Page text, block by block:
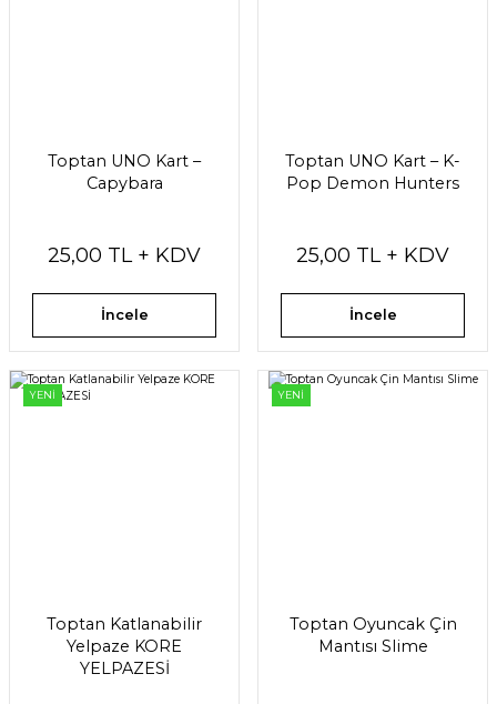
Toptan UNO Kart –
Capybara
25,00 TL + KDV
İncele
Toptan UNO Kart – K-
Pop Demon Hunters
25,00 TL + KDV
İncele
YENİ
Toptan Katlanabilir
Yelpaze KORE
YELPAZESİ
YENİ
Toptan Oyuncak Çin
Mantısı Slime